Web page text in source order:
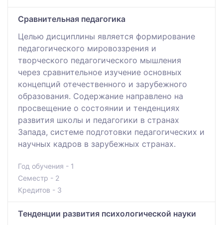
Сравнительная педагогика
Целью дисциплины является формирование
педагогического мировоззрения и
творческого педагогического мышления
через сравнительное изучение основных
концепций отечественного и зарубежного
образования. Содержание направлено на
просвещение о состоянии и тенденциях
развития школы и педагогики в странах
Запада, системе подготовки педагогических и
научных кадров в зарубежных странах.
Год обучения - 1
Семестр - 2
Кредитов - 3
Тенденции развития психологической науки